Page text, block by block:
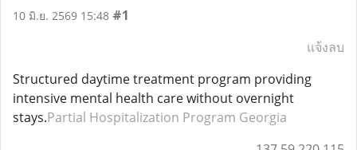
10 มิ.ย. 2569 15:48 #1
แจ้งลบ
Structured daytime treatment program providing
intensive mental health care without overnight
stays.Partial Hospitalization Program Georgia